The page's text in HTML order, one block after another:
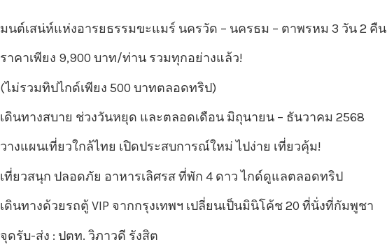
มนต์เสน่ห์แห่งอารยธรรมขะแมร์ นครวัด – นครธม – ตาพรหม 3 วัน 2 คืน
ราคาเพียง 9,900 บาท/ท่าน รวมทุกอย่างแล้ว!
(ไม่รวมทิปไกด์เพียง 500 บาทตลอดทริป)
เดินทางสบาย ช่วงวันหยุด และตลอดเดือน มิถุนายน – ธันวาคม 2568
วางแผนเที่ยวใกล้ไทย เปิดประสบการณ์ใหม่ ไปง่าย เที่ยวคุ้ม!
เที่ยวสนุก ปลอดภัย อาหารเลิศรส ที่พัก 4 ดาว ไกด์ดูแลตลอดทริป
เดินทางด้วยรถตู้ VIP จากกรุงเทพฯ เปลี่ยนเป็นมินิโค้ช 20 ที่นั่งที่กัมพูชา
จุดรับ-ส่ง : ปตท. วิภาวดี รังสิต